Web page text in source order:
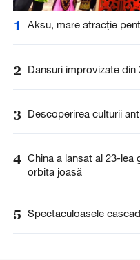
1 Aksu, mare atracție
2 Dansuri improvizate din
3 Descoperirea culturii
4 China a lansat al 23-
orbita joasă
5 Spectaculoasele